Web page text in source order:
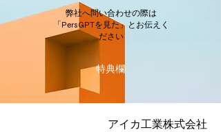
弊社へ問い合わせの際は
「PersGPTを見た」とお伝えく
ださい
​特典欄
アイカ工業株式会社